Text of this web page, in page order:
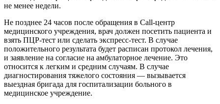
не менее недели.
Не позднее 24 часов после обращения в Call-центр
медицинского учреждения, врач должен посетить пациента и
взять ПЦР-тест или сделать экспресс-тест. В случае
положительного результата будет расписан протокол лечения,
и заявление на согласие на амбулаторное лечение. Это
относится к легким и средним случаям. В случае
диагностирования тяжелого состояния — вызывается
выездная бригада для госпитализации больного в
медицинское учреждение.